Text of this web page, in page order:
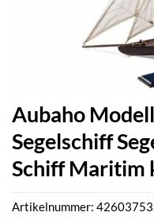
Aubaho
Segelschiff
Schiff Maritim
Artikelnummer: